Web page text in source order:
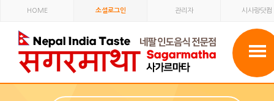
HOME 소셜로그인 관리자 시사랑닷컴